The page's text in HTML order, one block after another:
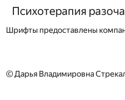
Психотерапия
Шрифты предоставлены
© Дарья Владимировна